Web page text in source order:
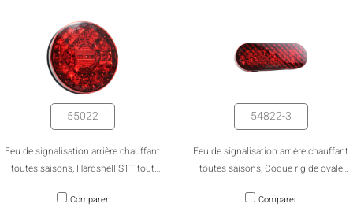
55022
Feu de signalisation arrière chauffant
toutes saisons, Hardshell STT tout
Comparer
54822-3
Feu de signalisation arrière chauffant
toutes saisons, Coque rigide ovale
Emballage en vrac
Comparer